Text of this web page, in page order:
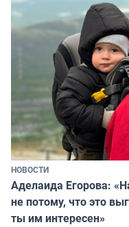
НОВОСТИ
Аделаида Егорова:
не потому, что это
ты им интересен»